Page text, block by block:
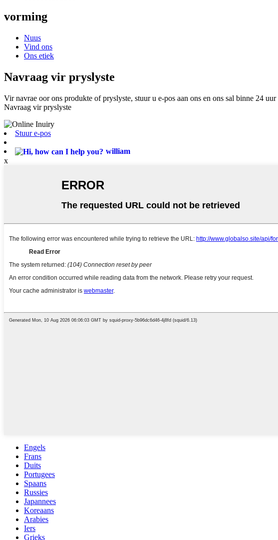
vorming
Nuus
Vind ons
Ons etiek
Navraag vir pryslyste
Vir navrae oor ons produkte of pryslyste, stuur u e-pos aan ons en ons sal binne 24
Navraag vir pryslyste
Stuur e-pos
william
x
Engels
Frans
Duits
Portugees
Spaans
Russies
Japannees
Koreaans
Arabies
Iers
Grieks